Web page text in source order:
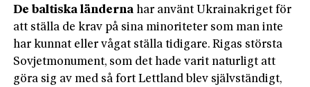
De baltiska länderna har använt Ukrainakriget för
att ställa de krav på sina minoriteter som man inte
har kunnat eller vågat ställa tidigare. Rigas största
Sovjetmonument, som det hade varit naturligt att
göra sig av med så fort Lettland blev självständigt,